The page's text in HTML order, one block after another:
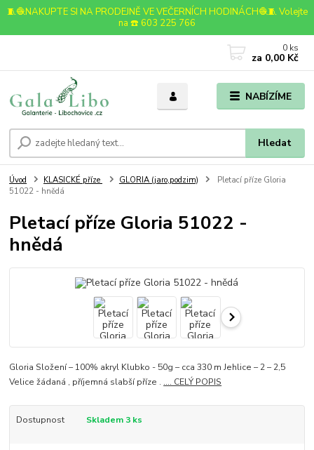
🧵🧶NAKUPTE SI NA PRODEJNĚ VE VEČERNÍCH HODINÁCH🧶🧵 Volejte
na ☎️ 603 225 766
NABÍZÍME
Hledat
0 ks
za 0,00 Kč
Úvod KLASICKÉ příze GLORIA (jaro,podzim)
Pletací příze Gloria
51022 - hnědá
Pletací příze Gloria 51022 -
hnědá
Gloria Složení – 100% akryl Klubko - 50g – cca 330 m Jehlice – 2 – 2,5
Velice žádaná , příjemná slabší příze . .... CELÝ POPIS
Dostupnost Skladem 3 ks